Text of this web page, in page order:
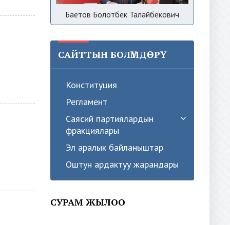
Баетов Болотбек Талайбекович
САЙТТЫН БОЛҮМДӨРҮ
Конституция
Регламент
Саясий партиялардын
фракциялары
Эл аралык байланыштар
Оштун ардактуу жарандары
СУРАМ ЖЫЛОО